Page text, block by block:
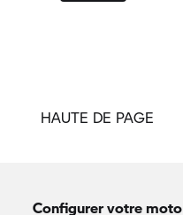
HAUTE DE PAGE
Configurer votre moto